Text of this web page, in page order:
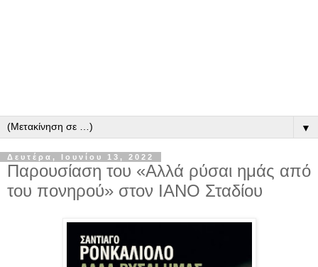
▼
Δευτέρα, Ιουνίου 13, 2022
Παρουσίαση του «Αλλά ρύσαι ημάς από
του πονηρού» στον ΙΑΝΟ Σταδίου